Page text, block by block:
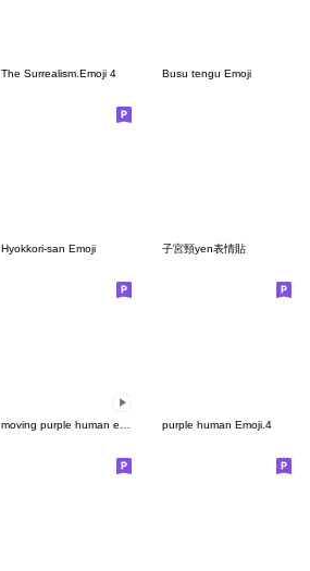
The Surrealism.Emoji 4 Busu tengu Emoji
Hyokkori-san Emoji 子宮頸yen表情貼
purple human Emoji.4